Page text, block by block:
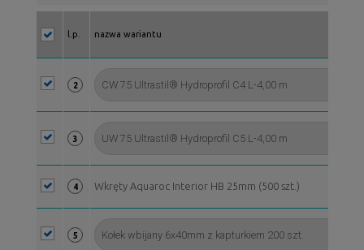
l.p. nazwa wariantu
2
3
4 Wkręty Aquaroc Interior HB 25mm (500 szt.)
5